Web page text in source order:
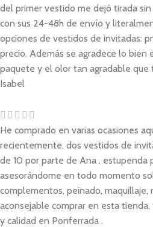
del primer vestido me dejó tirada
con sus 24-48h de envío y
opciones de vestidos de invitadas:
precio. Además se agradece lo bien
paquete y el olor tan agradable que
Isabel
He comprado en varias ocasiones
recientemente, dos vestidos de
de 10 por parte de Ana , estupenda
asesorándome en todo momento
complementos, peinado, maquillaje,
aconsejable comprar en esta
y calidad en Ponferrada .